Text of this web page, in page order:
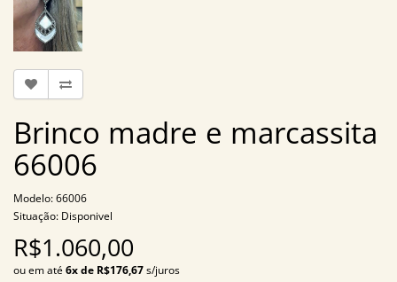
Brinco madre e marcassita
66006
Modelo: 66006
Situação: Disponivel
R$1.060,00
ou em até6x de R$176,67s/juros